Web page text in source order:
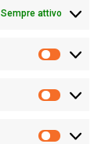
Sempre attivo